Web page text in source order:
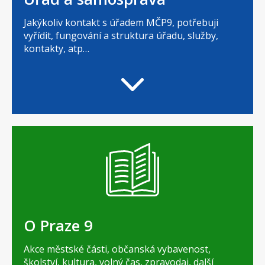
Jakýkoliv kontakt s úřadem MČP9, potřebuji
vyřídit, fungování a struktura úřadu, služby,
kontakty, atp…
O Praze 9
Akce městské části, občanská vybavenost,
školství, kultura, volný čas, zpravodaj, další